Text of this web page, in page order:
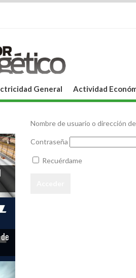
General Actividad
Nombre de usuario o dirección
Contraseña
Recuérdame